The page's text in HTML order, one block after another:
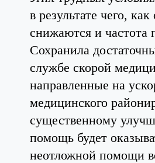
в результате чего,
снижаются и частота
Сохранила
службе скорой
направленные на
медицинского
существенному
помощь будет
неотложной помощи